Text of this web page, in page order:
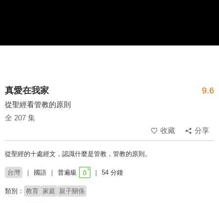
真愛在我家 9.6
從聖經看管教的原則
全 207 集
收藏
分享
從聖經的十處經文，認識什麼是管教，管教的原則。
台灣 國語 普遍級 54 分鐘
類別： 教育 家庭 親子關係